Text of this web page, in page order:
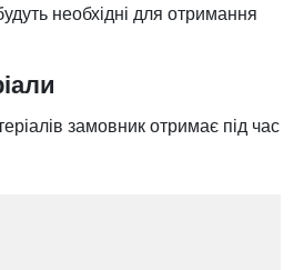
необхідні для отримання
замовник отримає під час